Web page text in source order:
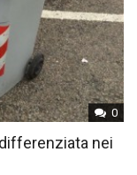
0
nei